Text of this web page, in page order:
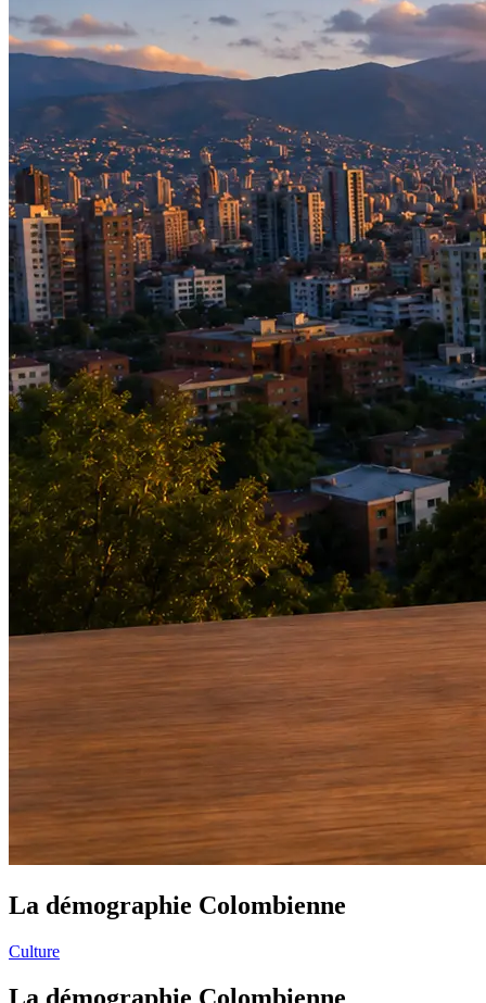
La démographie Colombienne
Culture
La démographie Colombienne